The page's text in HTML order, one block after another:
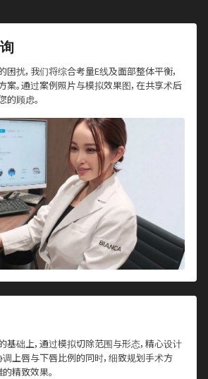
扰，我们将综合考量E线及面部整体平衡，
案。通过案例照片与模拟效果图，在共享术后
顾虑。
基础上，通过模拟切除范围与形态，精心设计
上唇与下唇比例的同时，细致规划手术方
精致效果。